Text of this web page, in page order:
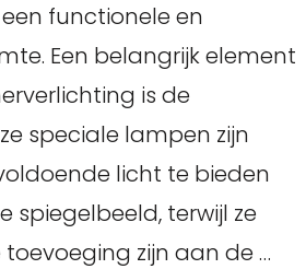
functionele en
Een belangrijk element
is de
speciale lampen zijn
licht te bieden
spiegelbeeld, terwijl ze
zijn aan de …